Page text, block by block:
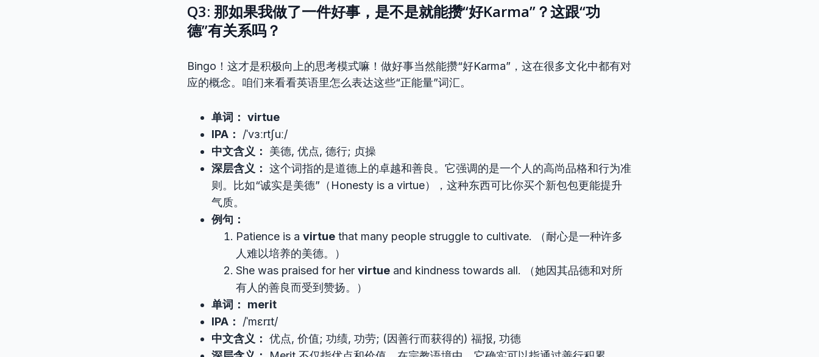
Q3: 那如果我做了一件好事，是不是就能攒“好Karma”？这跟“功
德”有关系吗？
Bingo！这才是积极向上的思考模式嘛！做好事当然能攒“好Karma”，这在很多文化中都有对
应的概念。咱们来看看英语里怎么表达这些“正能量”词汇。
单词： virtue
IPA：
/ˈvɜːrtʃuː/
中文含义：
美德, 优点, 德行; 贞操
深层含义： 这个词指的是道德上的卓越和善良。它强调的是一个人的高尚品格和行为准
则。比如“诚实是美德”（Honesty is a virtue），这种东西可比你买个新包包更能提升
气质。
例句：
Patience is a virtue that many people struggle to cultivate. （耐心是一种许多
人难以培养的美德。）
She was praised for her virtue and kindness towards all. （她因其品德和对所
有人的善良而受到赞扬。）
单词：
merit
IPA：
/ˈmɛrɪt/
中文含义： 优点, 价值; 功绩, 功劳; (因善行而获得的) 福报, 功德